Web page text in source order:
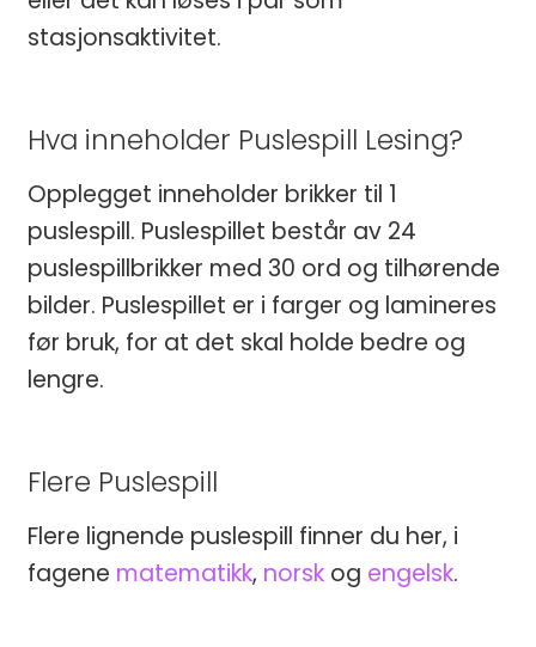
stasjonsaktivitet.
Hva inneholder Puslespill Lesing?
Opplegget inneholder brikker til 1
puslespill. Puslespillet består av 24
puslespillbrikker med 30 ord og tilhørende
bilder. Puslespillet er i farger og lamineres
før bruk, for at det skal holde bedre og
lengre.
Flere Puslespill
Flere lignende puslespill finner du her, i
fagene matematikk, norskog engelsk.